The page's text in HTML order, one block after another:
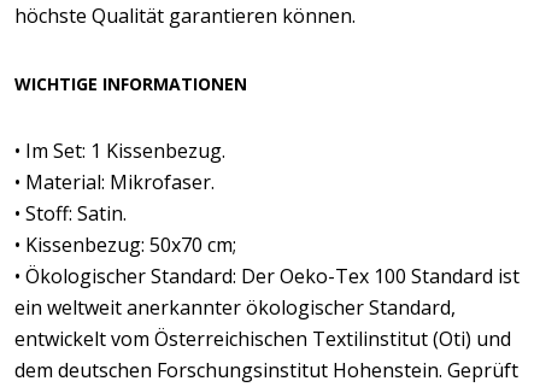
höchste Qualität garantieren können.
WICHTIGE INFORMATIONEN
• Im Set: 1 Kissenbezug.
• Material: Mikrofaser.
• Stoff: Satin.
• Kissenbezug: 50x70 cm;
• Ökologischer Standard: Der Oeko-Tex 100 Standard ist
ein weltweit anerkannter ökologischer Standard,
entwickelt vom Österreichischen Textilinstitut (Oti) und
dem deutschen Forschungsinstitut Hohenstein. Geprüft